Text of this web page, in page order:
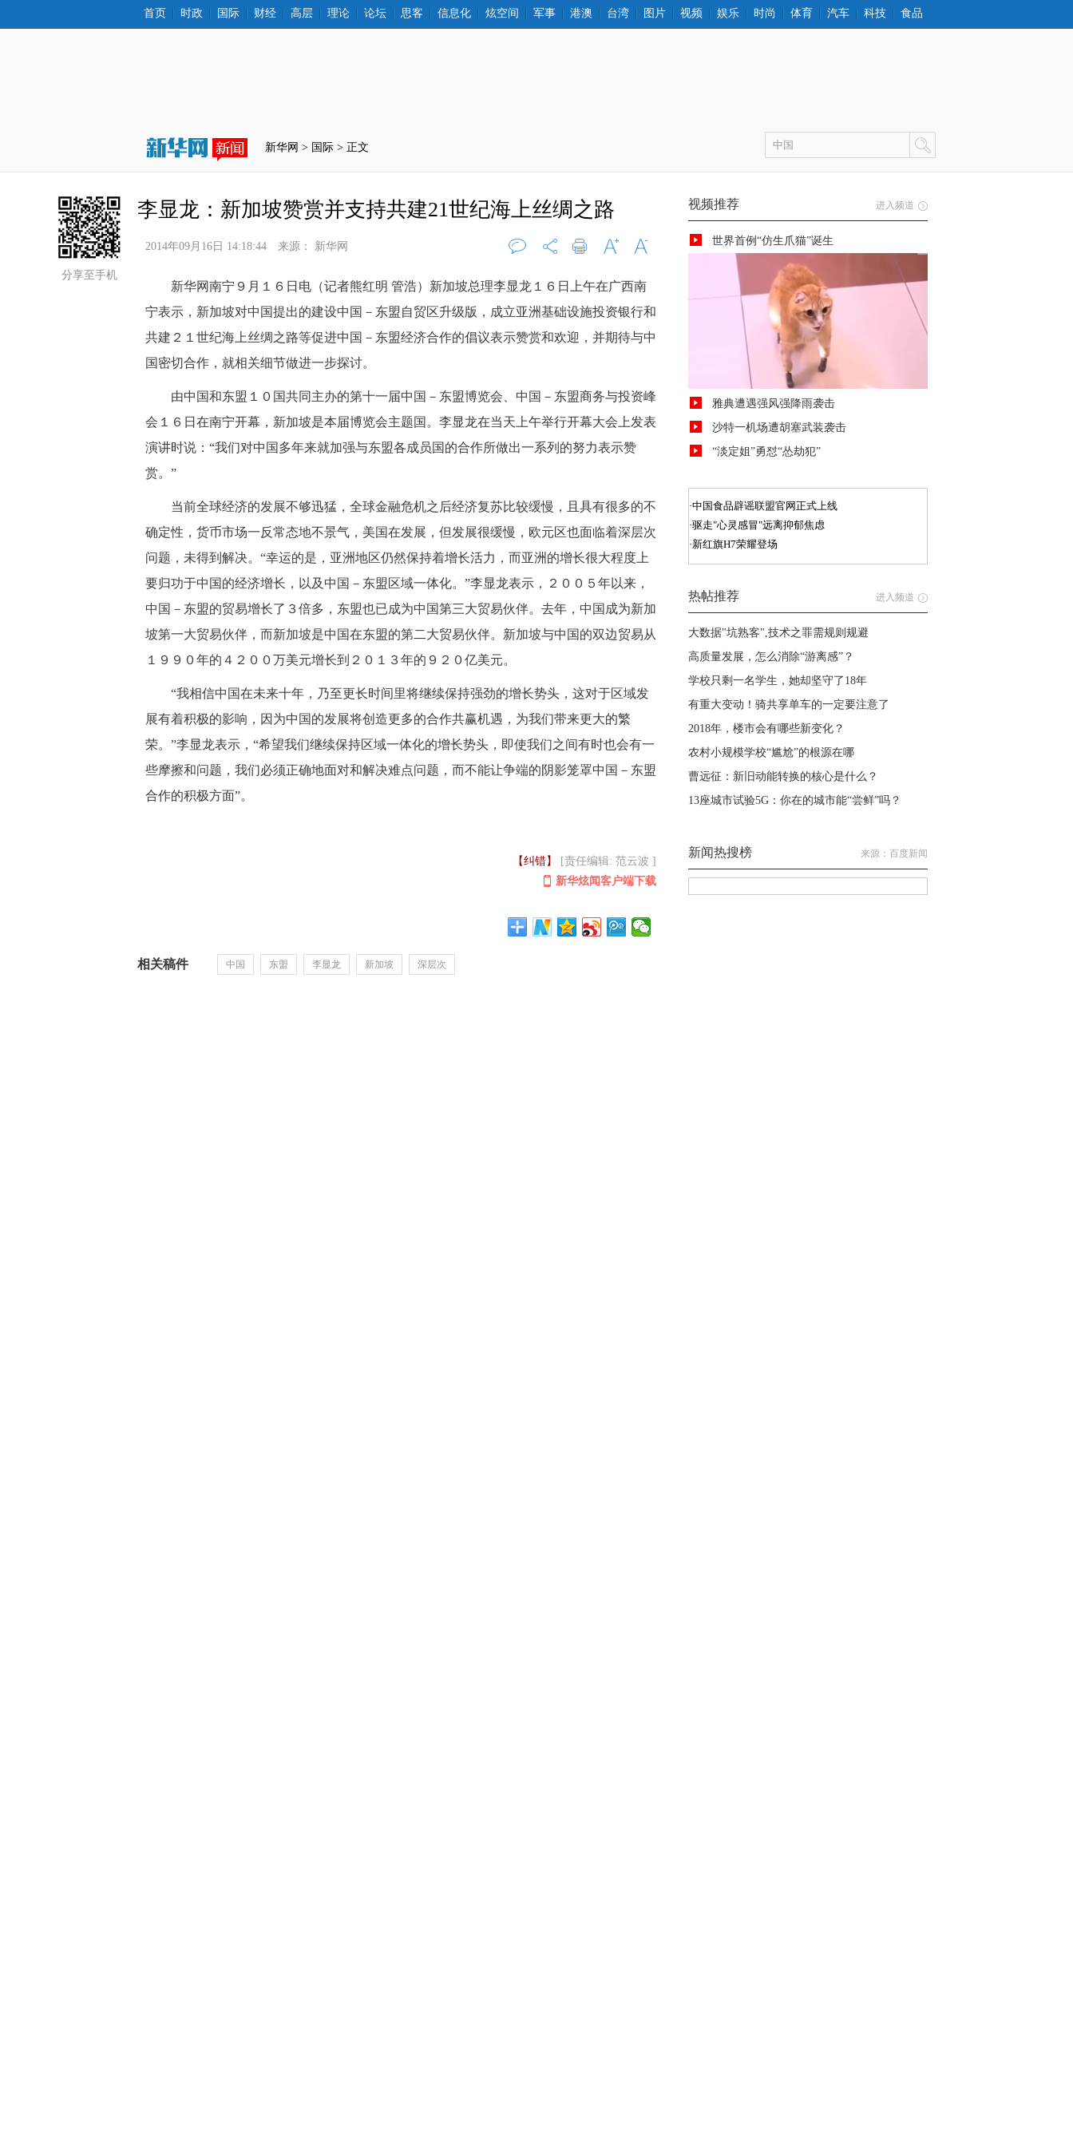
首页 时政 国际 财经 高层 理论 论坛 思客 信息化 炫空间 军事 港澳 台湾 图片 视频 娱乐 时尚 体育 汽车 科技 食品
新华网 > 国际 > 正文
分享至手机
李显龙：新加坡赞赏并支持共建21世纪海上丝绸之路
2014年09月16日 14:18:44 来源： 新华网
评论0 打印 字大 字小
新华网南宁９月１６日电（记者熊红明 管浩）新加坡总理李显龙１６日上午在广西南
宁表示，新加坡对中国提出的建设中国－东盟自贸区升级版，成立亚洲基础设施投资银行和
共建２１世纪海上丝绸之路等促进中国－东盟经济合作的倡议表示赞赏和欢迎，并期待与中
国密切合作，就相关细节做进一步探讨。
由中国和东盟１０国共同主办的第十一届中国－东盟博览会、中国－东盟商务与投资峰
会１６日在南宁开幕，新加坡是本届博览会主题国。李显龙在当天上午举行开幕大会上发表
演讲时说：“我们对中国多年来就加强与东盟各成员国的合作所做出一系列的努力表示赞
赏。”
当前全球经济的发展不够迅猛，全球金融危机之后经济复苏比较缓慢，且具有很多的不
确定性，货币市场一反常态地不景气，美国在发展，但发展很缓慢，欧元区也面临着深层次
问题，未得到解决。“幸运的是，亚洲地区仍然保持着增长活力，而亚洲的增长很大程度上
要归功于中国的经济增长，以及中国－东盟区域一体化。”李显龙表示，２００５年以来，
中国－东盟的贸易增长了３倍多，东盟也已成为中国第三大贸易伙伴。去年，中国成为新加
坡第一大贸易伙伴，而新加坡是中国在东盟的第二大贸易伙伴。新加坡与中国的双边贸易从
１９９０年的４２００万美元增长到２０１３年的９２０亿美元。
“我相信中国在未来十年，乃至更长时间里将继续保持强劲的增长势头，这对于区域发
展有着积极的影响，因为中国的发展将创造更多的合作共赢机遇，为我们带来更大的繁
荣。”李显龙表示，“希望我们继续保持区域一体化的增长势头，即使我们之间有时也会有一
些摩擦和问题，我们必须正确地面对和解决难点问题，而不能让争端的阴影笼罩中国－东盟
合作的积极方面”。
【纠错】
[责任编辑: 范云波 ]
新华炫闻客户端下载
相关稿件 中国 东盟 李显龙 新加坡 深层次